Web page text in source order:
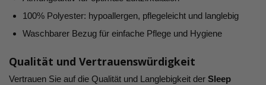
100% Polyester: hypoallergen, pflegeleicht und langlebig
Waschbarer Bezug für einfache Pflege und Hygiene
Qualität und Vertrauenswürdigkeit
Vertrauen Sie auf die Qualität und Langlebigkeit der Sleep